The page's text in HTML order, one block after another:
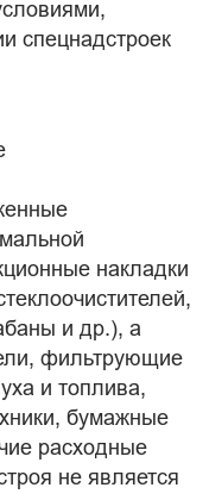
спецнадстроек
накладки
и др.), а
фильтрующие
и топлива,
бумажные
расходные
не является